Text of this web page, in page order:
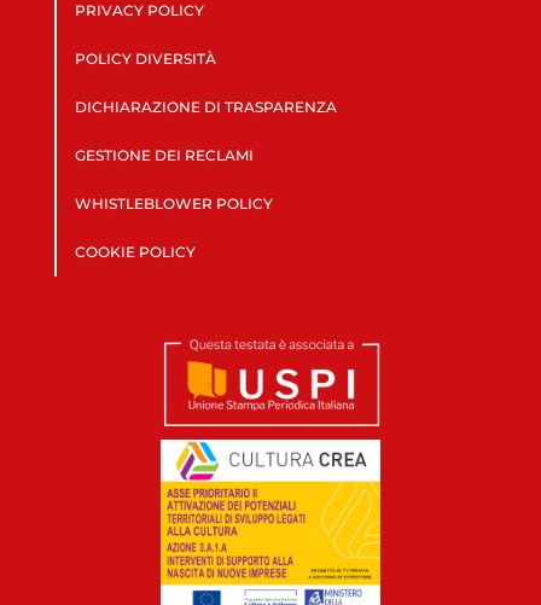
PRIVACY POLICY
POLICY DIVERSITÀ
DICHIARAZIONE DI TRASPARENZA
GESTIONE DEI RECLAMI
WHISTLEBLOWER POLICY
COOKIE POLICY